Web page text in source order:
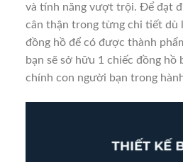
và tính năng vượt trội. Để đạt
cân thận trong từng chi tiết dù
đồng hồ để có được thành
bạn sẽ sở hữu 1 chiếc đồng hồ
chính con người bạn trong